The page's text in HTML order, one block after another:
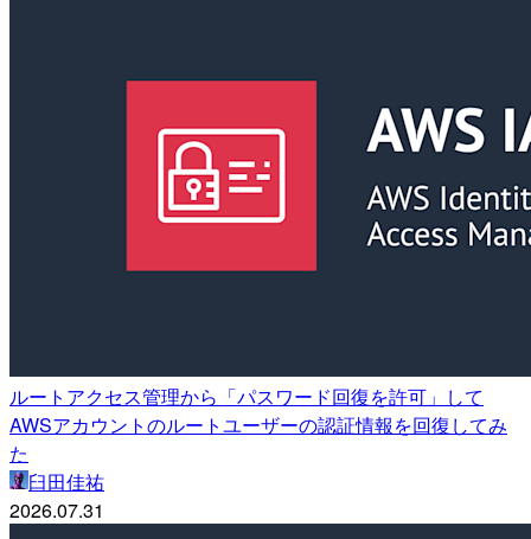
ルートアクセス管理から「パスワード回復を許可」して
AWSアカウントのルートユーザーの認証情報を回復してみ
た
臼田佳祐
2026.07.31